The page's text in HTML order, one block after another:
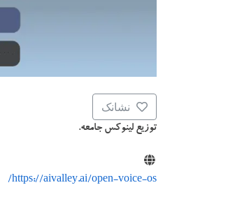
نشانک
توزیع لینوکس جامعه.
https://aivalley.ai/open-voice-os/